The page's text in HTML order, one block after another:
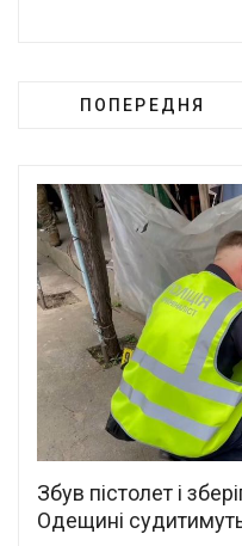
ПОПЕРЕДНЯ
Збув пістолет і
Одещині